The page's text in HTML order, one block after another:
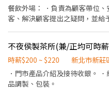
餐飲外場： ．負責為顧客帶位
客、解決顧客提出之疑問，並給
負責結帳、收銀等工作。 餐飲
前與烹飪中之準備工作與其他餐
切各種食材。 ．負責清理工作
所需要的食材。 ．協助測量食材
不夜侯製茶所(兼/正均可時
時薪$200 ~ $220
新北市新莊
．門市產品介紹及接待收銀。
品調製、包裝。